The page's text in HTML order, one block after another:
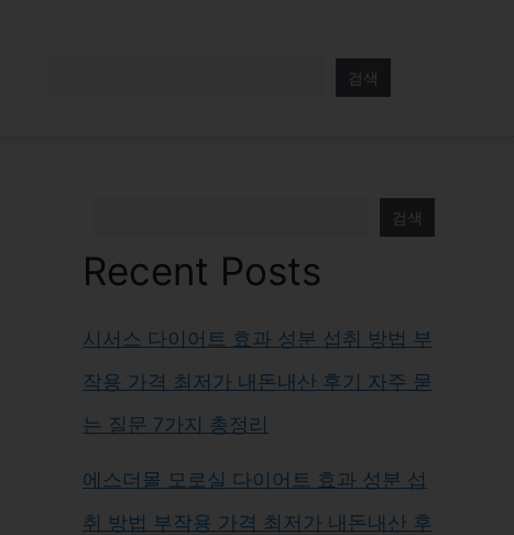
검색
검색
Recent Posts
시서스 다이어트 효과 성분 섭취 방법 부
작용 가격 최저가 내돈내산 후기 자주 묻
는 질문 7가지 총정리
에스더몰 모로실 다이어트 효과 성분 섭
취 방법 부작용 가격 최저가 내돈내산 후